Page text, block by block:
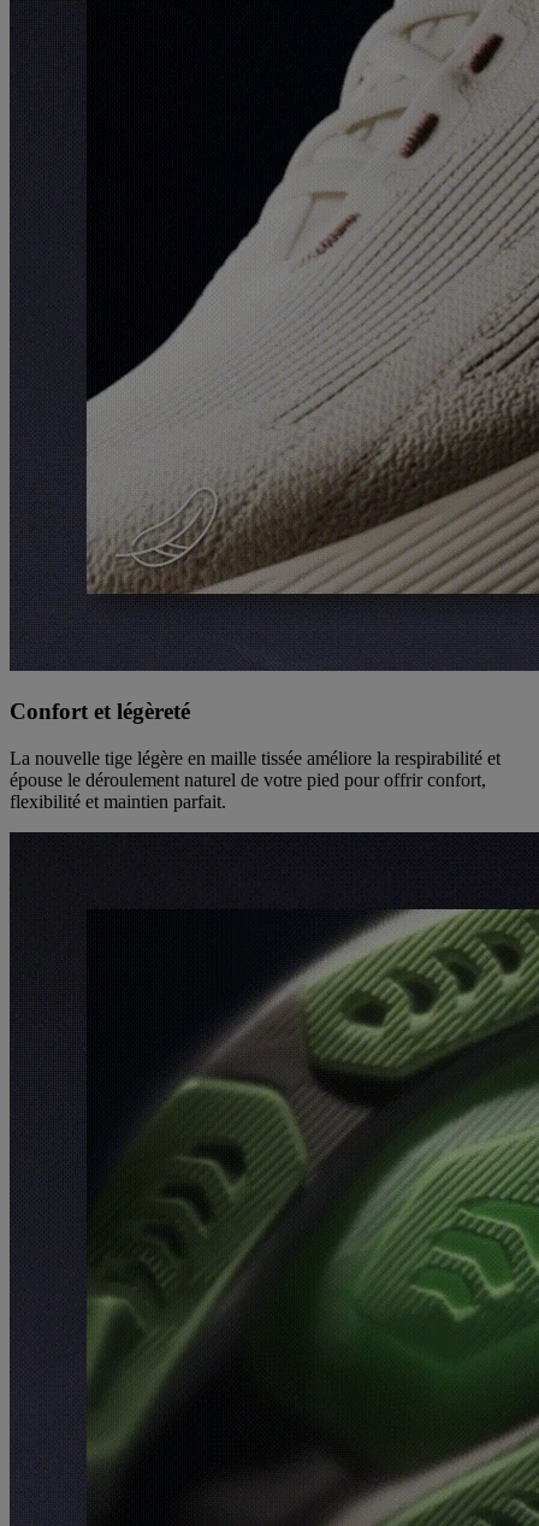
Confort et légèreté
La nouvelle tige légère en maille tissée améliore la respirabilité et
épouse le déroulement naturel de votre pied pour offrir confort,
flexibilité et maintien parfait.